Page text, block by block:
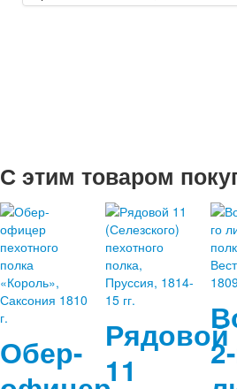
С этим товаром
Обер-
Рядовой
11